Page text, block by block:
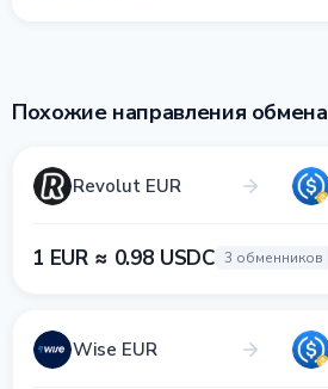
Похожие направления обмена
Revolut EUR
1 EUR ≈ 0.98 USDC 3 обменников
Wise EUR